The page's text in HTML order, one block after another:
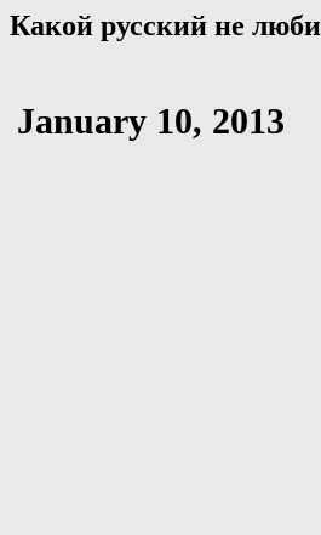
Какой русский не
January 10, 2013